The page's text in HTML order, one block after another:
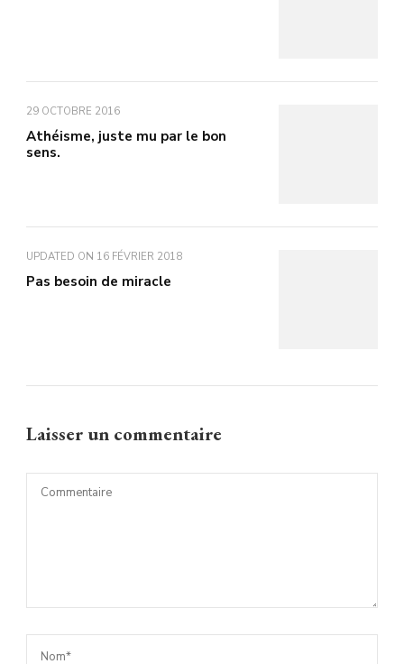
29 OCTOBRE 2016
Athéisme, juste mu par le bon
sens.
UPDATED ON 16 FÉVRIER 2018
Pas besoin de miracle
Laisser un commentaire